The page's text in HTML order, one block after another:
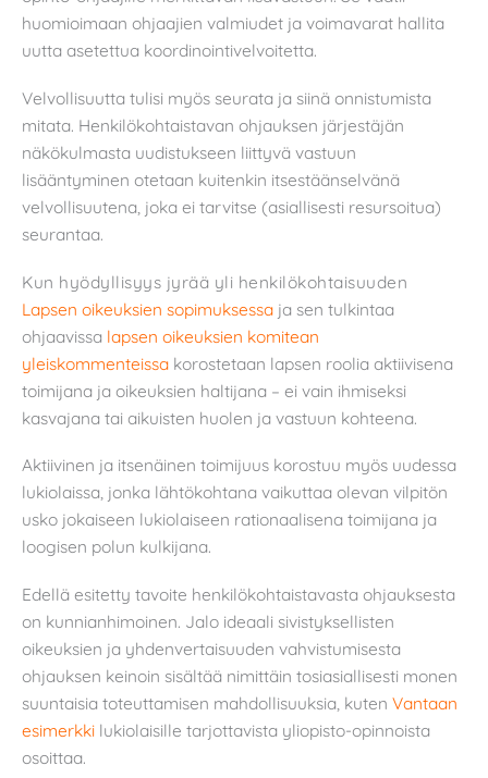
huomioimaan ohjaajien valmiudet ja voimavarat hallita
uutta asetettua koordinointivelvoitetta.
Velvollisuutta tulisi myös seurata ja siinä onnistumista
mitata. Henkilökohtaistavan ohjauksen järjestäjän
näkökulmasta uudistukseen liittyvä vastuun
lisääntyminen otetaan kuitenkin itsestäänselvänä
velvollisuutena, joka ei tarvitse (asiallisesti resursoitua)
seurantaa.
Kun hyödyllisyys jyrää yli henkilökohtaisuuden
Lapsen oikeuksien sopimuksessa ja sen tulkintaa
ohjaavissa lapsen oikeuksien komitean
yleiskommenteissa korostetaan lapsen roolia aktiivisena
toimijana ja oikeuksien haltijana – ei vain ihmiseksi
kasvajana tai aikuisten huolen ja vastuun kohteena.
Aktiivinen ja itsenäinen toimijuus korostuu myös uudessa
lukiolaissa, jonka lähtökohtana vaikuttaa olevan vilpitön
usko jokaiseen lukiolaiseen rationaalisena toimijana ja
loogisen polun kulkijana.
Edellä esitetty tavoite henkilökohtaistavasta ohjauksesta
on kunnianhimoinen. Jalo ideaali sivistyksellisten
oikeuksien ja yhdenvertaisuuden vahvistumisesta
ohjauksen keinoin sisältää nimittäin tosiasiallisesti monen
suuntaisia toteuttamisen mahdollisuuksia, kuten Vantaan
esimerkki lukiolaisille tarjottavista yliopisto-opinnoista
osoittaa.